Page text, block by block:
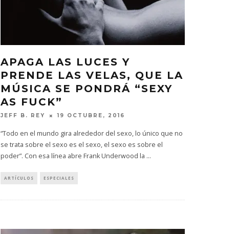
APAGA LAS LUCES Y
PRENDE LAS VELAS, QUE LA
MÚSICA SE PONDRÁ “SEXY
AS FUCK”
JEFF B. REY 19 OCTUBRE, 2016
“Todo en el mundo gira alrededor del sexo, lo único que no
se trata sobre el sexo es el sexo, el sexo es sobre el
poder”. Con esa línea abre Frank Underwood la ...
ARTÍCULOS ESPECIALES